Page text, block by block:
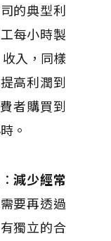
的典型利
每小時製
入，同樣
高利潤到
者購買到
。
減少經常
要再透過
獨立的合